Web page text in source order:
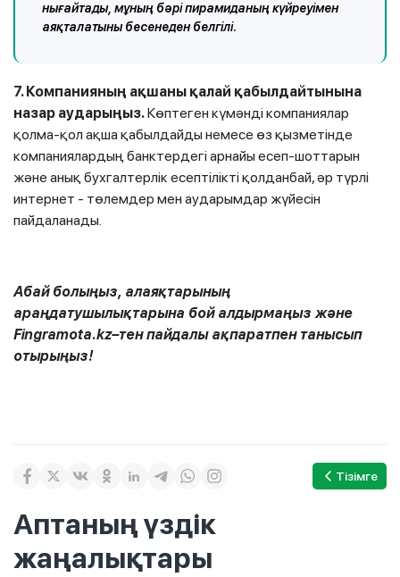
нығайтады, мұның бәрі пирамиданың күйреуімен
аяқталатыны бесенеден белгілі.
7. Компанияның ақшаны қалай қабылдайтынына
назар аударыңыз.Көптеген күмәнді компаниялар
қолма-қол ақша қабылдайды немесе өз қызметінде
компаниялардың банктердегі арнайы есеп-шоттарын
және анық бухгалтерлік есептілікті қолданбай, әр түрлі
интернет - төлемдер мен аударымдар жүйесін
пайдаланады.
Абай болыңыз, алаяқтарының
араңдатушылықтарына бой алдырмаңыз және
Fingramota.kz–тен пайдалы ақпаратпен танысып
отырыңыз!
Тізімге
Аптаның үздік
жаңалықтары